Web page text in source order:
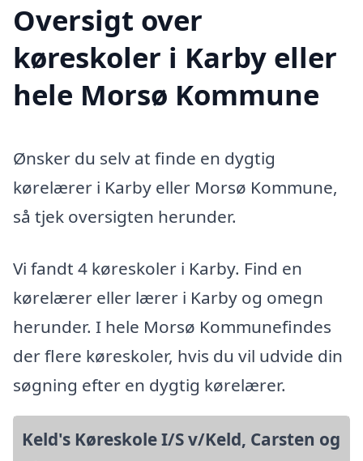
Oversigt over
køreskoler i Karby eller
hele Morsø Kommune
Ønsker du selv at finde en dygtig
kørelærer i Karby eller Morsø Kommune,
så tjek oversigten herunder.
Vi fandt 4 køreskoler i Karby. Find en
kørelærer eller lærer i Karby og omegn
herunder. I hele Morsø Kommunefindes
der flere køreskoler, hvis du vil udvide din
søgning efter en dygtig kørelærer.
Keld's Køreskole I/S v/Keld, Carsten og